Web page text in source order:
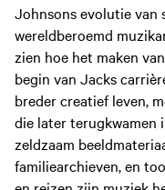
Johnsons evolutie van
wereldberoemd
zien hoe het maken
begin van Jacks
breder creatief leven,
die later terugkwamen
zeldzaam
familiearchieven, en